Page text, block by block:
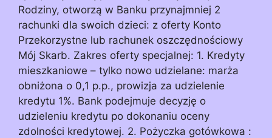
Rodziny, otworzą w Banku przynajmniej 2
rachunki dla swoich dzieci: z oferty Konto
Przekorzystne lub rachunek oszczędnościowy
Mój Skarb. Zakres oferty specjalnej: 1. Kredyty
mieszkaniowe – tylko nowo udzielane: marża
obniżona o 0,1 p.p., prowizja za udzielenie
kredytu 1%. Bank podejmuje decyzję o
udzieleniu kredytu po dokonaniu oceny
zdolności kredytowej. 2. Pożyczka gotówkowa :